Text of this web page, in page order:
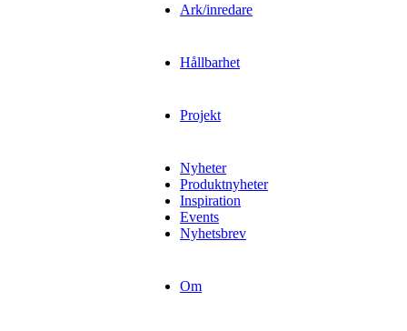
Ark/inredare
Hållbarhet
Projekt
Nyheter
Produktnyheter
Inspiration
Events
Nyhetsbrev
Om